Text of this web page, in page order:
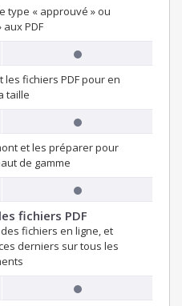
type « approuvé » ou
aux PDF
fichiers PDF pour en
taille
et les préparer pour
de gamme
fichiers PDF
fichiers en ligne, et
derniers sur tous les